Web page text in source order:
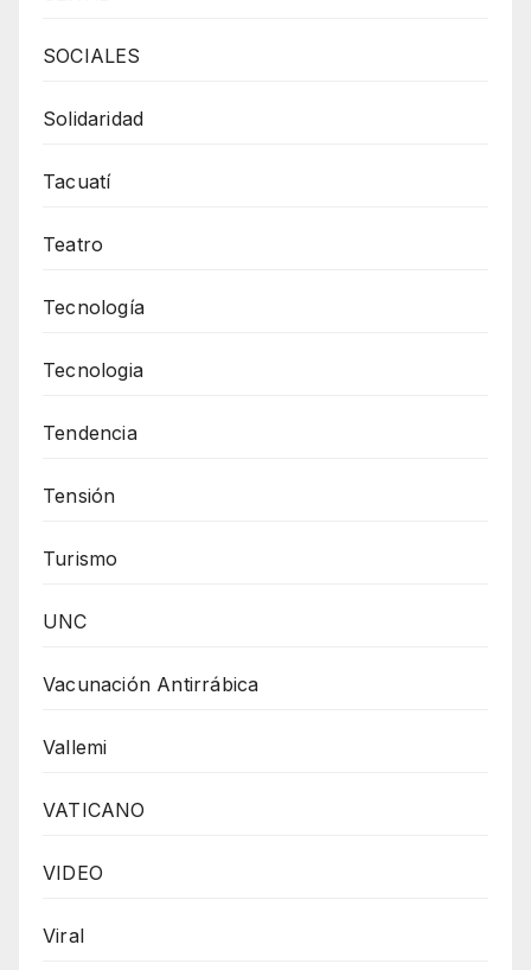
SOCIALES
Solidaridad
Tacuatí
Teatro
Tecnología
Tecnologia
Tendencia
Tensión
Turismo
UNC
Vacunación Antirrábica
Vallemi
VATICANO
VIDEO
Viral